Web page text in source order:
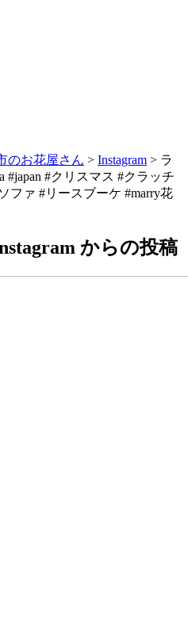
のお花屋さん > Instagram > ラ
#japan #クリスマス #クラッチ
ファ #リースブーケ #marry花
からの投稿